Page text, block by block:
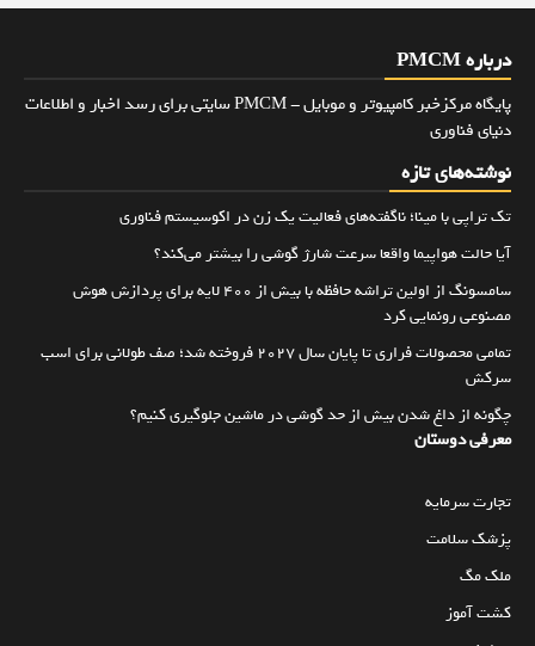
درباره PMCM
پایگاه مرکزخبر کامپیوتر و موبایل - PMCM سایتی برای رسد اخبار و اطلاعات
دنیای فناوری
نوشته‌های تازه
تک تراپی با مینا؛ ناگفته‌های فعالیت یک زن در اکوسیستم فناوری
آیا حالت هواپیما واقعا سرعت شارژ گوشی را بیشتر می‌کند؟
سامسونگ از اولین تراشه حافظه با بیش از ۴۰۰ لایه برای پردازش هوش
مصنوعی رونمایی کرد
تمامی محصولات فراری تا پایان سال ۲۰۲۷ فروخته شد؛ صف طولانی برای اسب
سرکش
چگونه از داغ شدن بیش از حد گوشی در ماشین جلوگیری کنیم؟
معرفی دوستان
تجارت سرمایه
پزشک سلامت
ملک مگ
کشت آموز